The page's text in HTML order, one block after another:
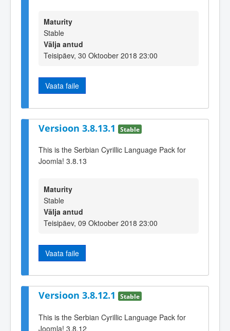
Maturity
Stable
Välja antud
Teisipäev, 30 Oktoober 2018 23:00
Vaata faile
Versioon 3.8.13.1 Stable
This is the Serbian Cyrillic Language Pack for
Joomla! 3.8.13
Maturity
Stable
Välja antud
Teisipäev, 09 Oktoober 2018 23:00
Vaata faile
Versioon 3.8.12.1 Stable
This is the Serbian Cyrillic Language Pack for
Joomla! 3.8.12